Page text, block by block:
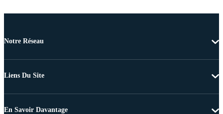
Notre Réseau
Liens Du Site
En Savoir Davantage